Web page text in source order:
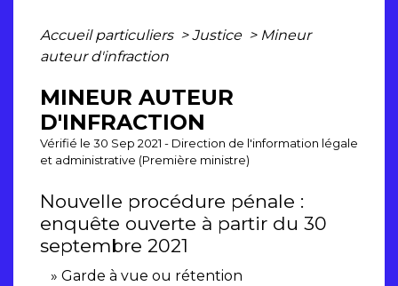
Accueil particuliers > Justice > Mineur
auteur d'infraction
MINEUR AUTEUR
D'INFRACTION
Vérifié le 30 Sep 2021 - Direction de l'information légale
et administrative (Première ministre)
Nouvelle procédure pénale :
enquête ouverte à partir du 30
septembre 2021
Garde à vue ou rétention